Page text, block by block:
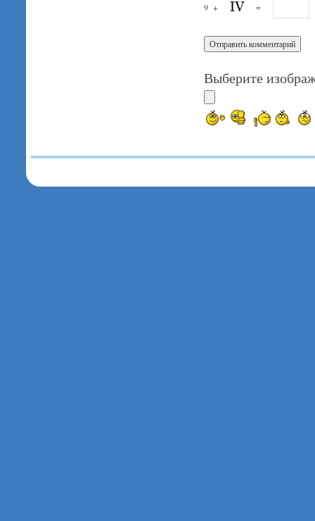
9 + =
Выберите